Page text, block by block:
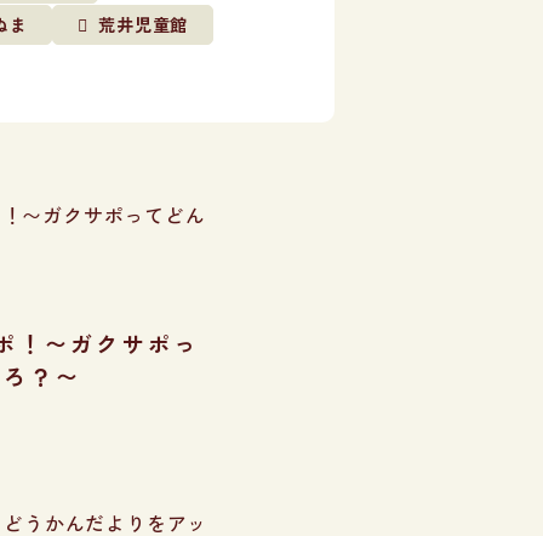
ま
荒井児童館
！〜ガクサポっ
？〜